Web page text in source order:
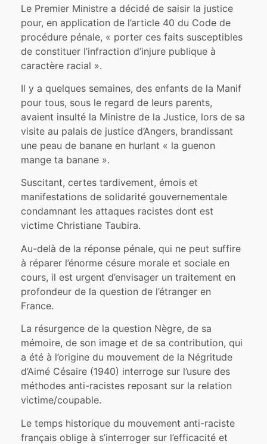
Le Premier Ministre a décidé de saisir la justice
pour, en application de l’article 40 du Code de
procédure pénale, « porter ces faits susceptibles
de constituer l’infraction d’injure publique à
caractère racial ».
Il y a quelques semaines, des enfants de la Manif
pour tous, sous le regard de leurs parents,
avaient insulté la Ministre de la Justice, lors de sa
visite au palais de justice d’Angers, brandissant
une peau de banane en hurlant « la guenon
mange ta banane ».
Suscitant, certes tardivement, émois et
manifestations de solidarité gouvernementale
condamnant les attaques racistes dont est
victime Christiane Taubira.
Au-delà de la réponse pénale, qui ne peut suffire
à réparer l’énorme césure morale et sociale en
cours, il est urgent d’envisager un traitement en
profondeur de la question de l’étranger en
France.
La résurgence de la question Nègre, de sa
mémoire, de son image et de sa contribution, qui
a été à l’origine du mouvement de la Négritude
d’Aimé Césaire (1940) interroge sur l’usure des
méthodes anti-racistes reposant sur la relation
victime/coupable.
Le temps historique du mouvement anti-raciste
français oblige à s’interroger sur l’efficacité et